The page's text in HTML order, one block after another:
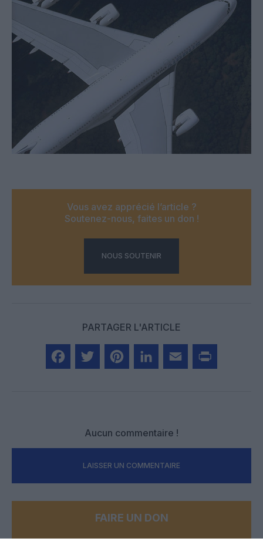
Vous avez apprécié l’article ?
Soutenez-nous, faites un don !
NOUS SOUTENIR
PARTAGER L'ARTICLE
Aucun commentaire !
LAISSER UN COMMENTAIRE
FAIRE UN DON